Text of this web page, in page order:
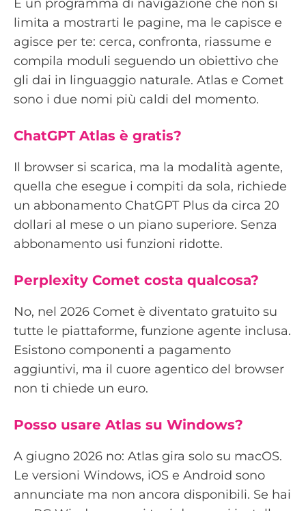
È un programma di navigazione che non si
limita a mostrarti le pagine, ma le capisce e
agisce per te: cerca, confronta, riassume e
compila moduli seguendo un obiettivo che
gli dai in linguaggio naturale. Atlas e Comet
sono i due nomi più caldi del momento.
ChatGPT Atlas è gratis?
Il browser si scarica, ma la modalità agente,
quella che esegue i compiti da sola, richiede
un abbonamento ChatGPT Plus da circa 20
dollari al mese o un piano superiore. Senza
abbonamento usi funzioni ridotte.
Perplexity Comet costa qualcosa?
No, nel 2026 Comet è diventato gratuito su
tutte le piattaforme, funzione agente inclusa.
Esistono componenti a pagamento
aggiuntivi, ma il cuore agentico del browser
non ti chiede un euro.
Posso usare Atlas su Windows?
A giugno 2026 no: Atlas gira solo su macOS.
Le versioni Windows, iOS e Android sono
annunciate ma non ancora disponibili. Se hai